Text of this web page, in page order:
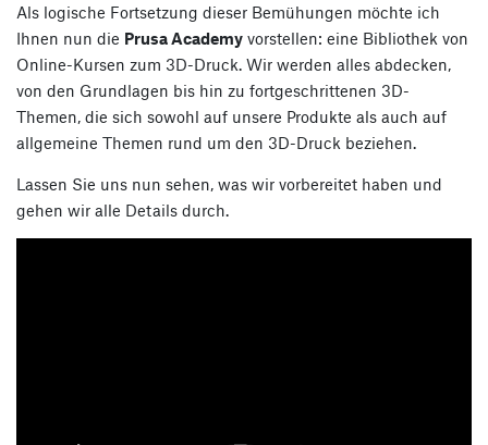
Als logische Fortsetzung dieser Bemühungen möchte ich
Ihnen nun die Prusa Academy vorstellen: eine Bibliothek von
Online-Kursen zum 3D-Druck. Wir werden alles abdecken,
von den Grundlagen bis hin zu fortgeschrittenen 3D-
Themen, die sich sowohl auf unsere Produkte als auch auf
allgemeine Themen rund um den 3D-Druck beziehen.
Lassen Sie uns nun sehen, was wir vorbereitet haben und
gehen wir alle Details durch.